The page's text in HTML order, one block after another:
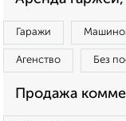
Гаражи
Агенство Без
Продажа